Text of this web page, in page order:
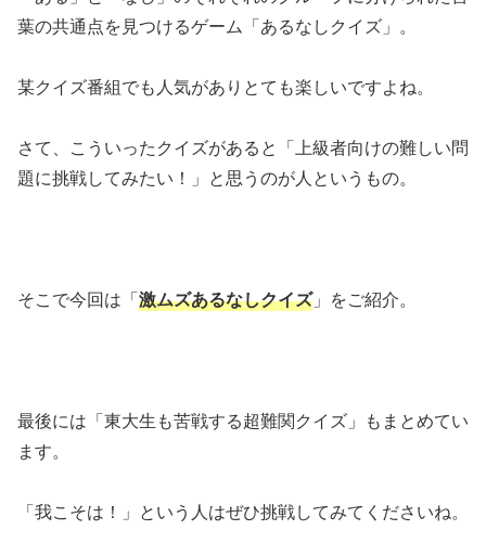
葉の共通点を見つけるゲーム「あるなしクイズ」。
某クイズ番組でも人気がありとても楽しいですよね。
さて、こういったクイズがあると「上級者向けの難しい問
題に挑戦してみたい！」と思うのが人というもの。
そこで今回は「激ムズあるなしクイズ」をご紹介。
最後には「東大生も苦戦する超難関クイズ」もまとめてい
ます。
「我こそは！」という人はぜひ挑戦してみてくださいね。